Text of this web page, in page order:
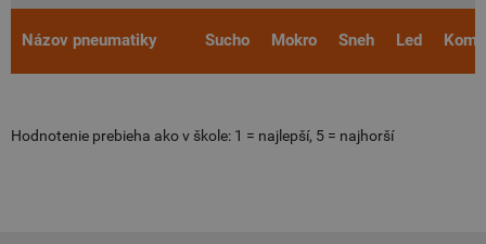
Názov pneumatiky Sucho Mokro Sneh Led
Hodnotenie prebieha ako v škole: 1 = najlepší, 5 = najhorší